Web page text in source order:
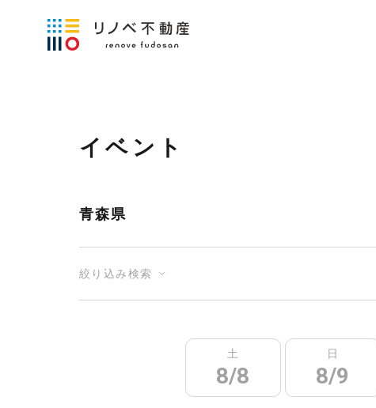
イベント
青森県
絞り込み検索
土
8/8
日
8/9